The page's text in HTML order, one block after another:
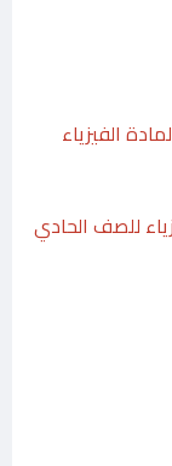
الفيزياء
للصف الحادي